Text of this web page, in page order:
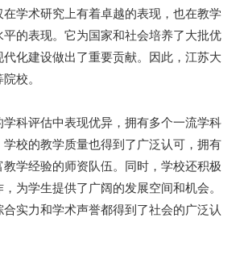
学术研究上有着卓越的表现，也在教学
的表现。它为国家和社会培养了大批优
化建设做出了重要贡献。因此，江苏大
校。
科评估中表现优异，拥有多个一流学科
校的教学质量也得到了广泛认可，拥有
学经验的师资队伍。同时，学校还积极
为学生提供了广阔的发展空间和机会。
实力和学术声誉都得到了社会的广泛认